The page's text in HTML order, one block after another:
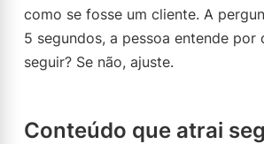
como se fosse um cliente. A
5 segundos, a pessoa entende por
seguir? Se não, ajuste.
Conteúdo que atrai